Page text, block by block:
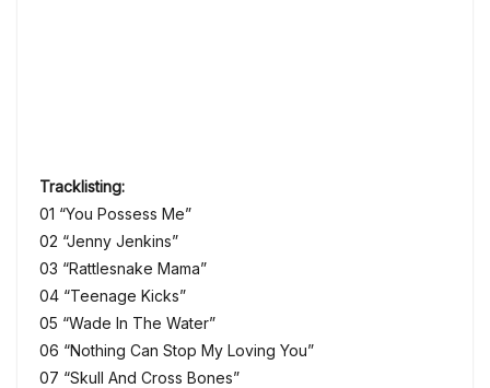
Tracklisting:
01 “You Possess Me”
02 “Jenny Jenkins”
03 “Rattlesnake Mama”
04 “Teenage Kicks”
05 “Wade In The Water”
06 “Nothing Can Stop My Loving You”
07 “Skull And Cross Bones”